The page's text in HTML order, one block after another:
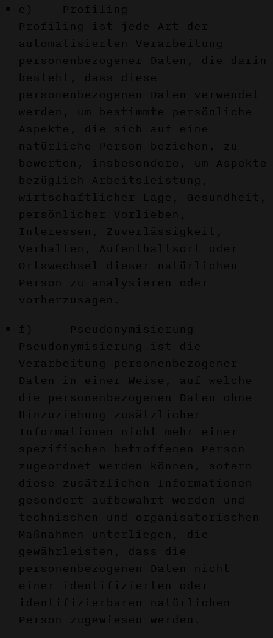
e) Profiling
Profiling ist jede Art der
automatisierten Verarbeitung
personenbezogener Daten, die darin
besteht, dass diese
personenbezogenen Daten verwendet
werden, um bestimmte persönliche
Aspekte, die sich auf eine
natürliche Person beziehen, zu
bewerten, insbesondere, um Aspekte
bezüglich Arbeitsleistung,
wirtschaftlicher Lage, Gesundheit,
persönlicher Vorlieben,
Interessen, Zuverlässigkeit,
Verhalten, Aufenthaltsort oder
Ortswechsel dieser natürlichen
Person zu analysieren oder
vorherzusagen.
f) Pseudonymisierung
Pseudonymisierung ist die
Verarbeitung personenbezogener
Daten in einer Weise, auf welche
die personenbezogenen Daten ohne
Hinzuziehung zusätzlicher
Informationen nicht mehr einer
spezifischen betroffenen Person
zugeordnet werden können, sofern
diese zusätzlichen Informationen
gesondert aufbewahrt werden und
technischen und organisatorischen
Maßnahmen unterliegen, die
gewährleisten, dass die
personenbezogenen Daten nicht
einer identifizierten oder
identifizierbaren natürlichen
Person zugewiesen werden.